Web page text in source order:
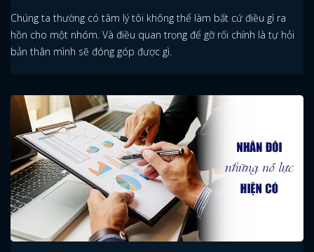
Chúng ta thường có tâm lý tôi không thể làm bất cứ điều gì ra
hồn cho một nhóm. Và điều quan trọng để gỡ rối chính là tự hỏi
bản thân mình sẽ đóng góp được gì.